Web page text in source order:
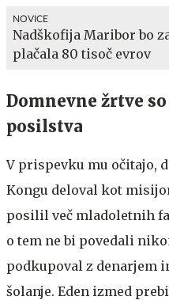
NOVICE
Nadškofija Maribor bo
plačala 80 tisoč evrov
Domnevne žrtve
posilstva
V prispevku mu očitajo,
Kongu deloval kot
posilil več mladoletnih
o tem ne bi povedali
podkupoval z denarjem
šolanje. Eden izmed